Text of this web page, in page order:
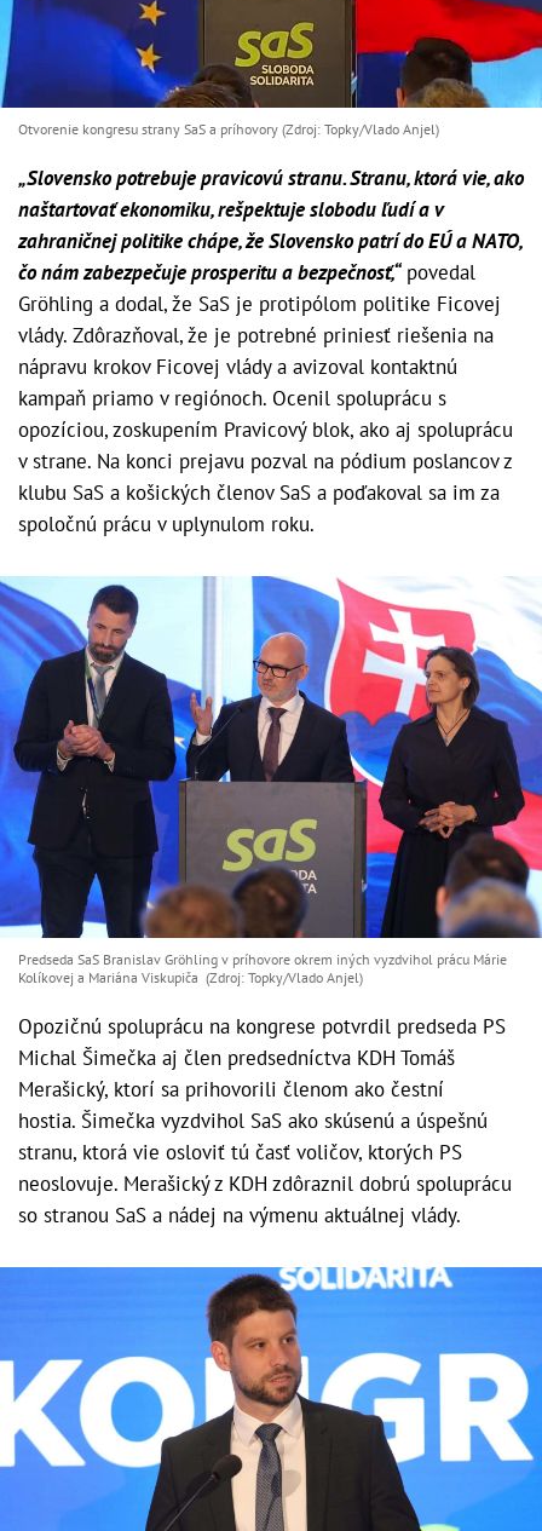
Otvorenie kongresu strany SaS a príhovory (Zdroj: Topky/Vlado Anjel)
„Slovensko potrebuje pravicovú stranu. Stranu, ktorá vie, ako
naštartovať ekonomiku, rešpektuje slobodu ľudí a v
zahraničnej politike chápe, že Slovensko patrí do EÚ a NATO,
čo nám zabezpečuje prosperitu a bezpečnosť,“povedal
Gröhling a dodal, že SaS je protipólom politike Ficovej
vlády. Zdôrazňoval, že je potrebné priniesť riešenia na
nápravu krokov Ficovej vlády a avizoval kontaktnú
kampaň priamo v regiónoch. Ocenil spoluprácu s
opozíciou, zoskupením Pravicový blok, ako aj spoluprácu
v strane. Na konci prejavu pozval na pódium poslancov z
klubu SaS a košických členov SaS a poďakoval sa im za
spoločnú prácu v uplynulom roku.
Predseda SaS Branislav Gröhling v príhovore okrem iných vyzdvihol prácu Márie
Kolíkovej a Mariána Viskupiča (Zdroj: Topky/Vlado Anjel)
Opozičnú spoluprácu na kongrese potvrdil predseda PS
Michal Šimečka aj člen predsedníctva KDH Tomáš
Merašický, ktorí sa prihovorili členom ako čestní
hostia. Šimečka vyzdvihol SaS ako skúsenú a úspešnú
stranu, ktorá vie osloviť tú časť voličov, ktorých PS
neoslovuje. Merašický z KDH zdôraznil dobrú spoluprácu
so stranou SaS a nádej na výmenu aktuálnej vlády.